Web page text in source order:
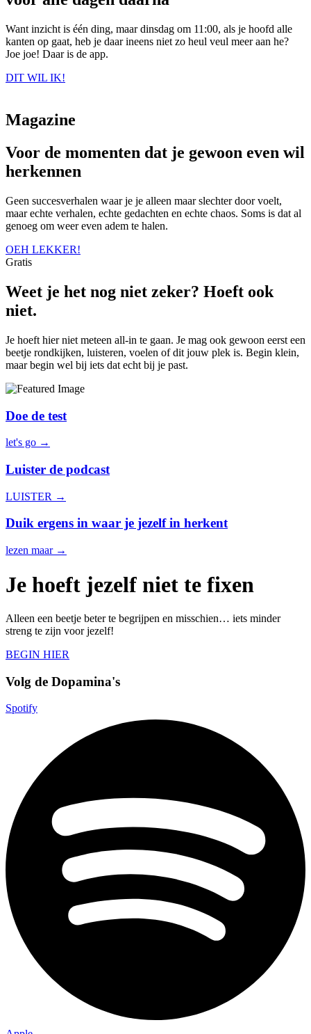
Want inzicht is één ding, maar dinsdag om 11:00, als je hoofd alle
kanten op gaat, heb je daar ineens niet zo heul veul meer aan he?
Joe joe! Daar is de app.
DIT WIL IK!
Magazine
Voor de momenten dat je gewoon even wil
herkennen
Geen succesverhalen waar je je alleen maar slechter door voelt,
maar echte verhalen, echte gedachten en echte chaos. Soms is dat al
genoeg om weer even adem te halen.
OEH LEKKER!
Gratis
Weet je het nog niet zeker? Hoeft ook
niet.
Je hoeft hier niet meteen all-in te gaan. Je mag ook gewoon eerst een
beetje rondkijken, luisteren, voelen of dit jouw plek is. Begin klein,
maar begin wel bij iets dat echt bij je past.
Doe de test
let's go →
Luister de podcast
LUISTER →
Duik ergens in waar je jezelf in herkent
lezen maar →
Je hoeft jezelf niet te fixen
Alleen een beetje beter te begrijpen en misschien… iets minder
streng te zijn voor jezelf!
BEGIN HIER
Volg de Dopamina's
Spotify